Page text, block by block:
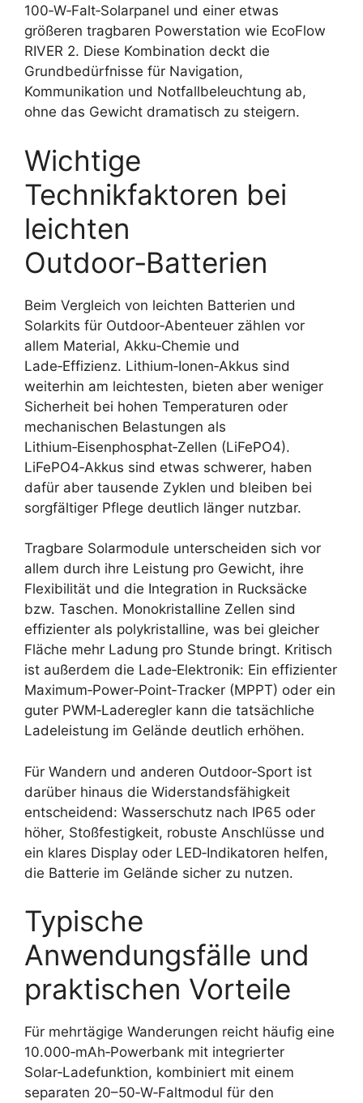
100‑W‑Falt‑Solarpanel und einer etwas
größeren tragbaren Powerstation wie EcoFlow
RIVER 2. Diese Kombination deckt die
Grundbedürfnisse für Navigation,
Kommunikation und Notfallbeleuchtung ab,
ohne das Gewicht dramatisch zu steigern.
Wichtige
Technikfaktoren bei
leichten
Outdoor‑Batterien
Beim Vergleich von leichten Batterien und
Solarkits für Outdoor‑Abenteuer zählen vor
allem Material, Akku‑Chemie und
Lade‑Effizienz. Lithium‑Ionen‑Akkus sind
weiterhin am leichtesten, bieten aber weniger
Sicherheit bei hohen Temperaturen oder
mechanischen Belastungen als
Lithium‑Eisenphosphat‑Zellen (LiFePO4).
LiFePO4‑Akkus sind etwas schwerer, haben
dafür aber tausende Zyklen und bleiben bei
sorgfältiger Pflege deutlich länger nutzbar.
Tragbare Solarmodule unterscheiden sich vor
allem durch ihre Leistung pro Gewicht, ihre
Flexibilität und die Integration in Rucksäcke
bzw. Taschen. Monokristalline Zellen sind
effizienter als polykristalline, was bei gleicher
Fläche mehr Ladung pro Stunde bringt. Kritisch
ist außerdem die Lade‑Elektronik: Ein effizienter
Maximum‑Power‑Point‑Tracker (MPPT) oder ein
guter PWM‑Laderegler kann die tatsächliche
Ladeleistung im Gelände deutlich erhöhen.
Für Wandern und anderen Outdoor‑Sport ist
darüber hinaus die Widerstandsfähigkeit
entscheidend: Wasserschutz nach IP65 oder
höher, Stoßfestigkeit, robuste Anschlüsse und
ein klares Display oder LED‑Indikatoren helfen,
die Batterie im Gelände sicher zu nutzen.
Typische
Anwendungsfälle und
praktischen Vorteile
Für mehrtägige Wanderungen reicht häufig eine
10.000‑mAh‑Powerbank mit integrierter
Solar‑Ladefunktion, kombiniert mit einem
separaten 20–50‑W‑Faltmodul für den